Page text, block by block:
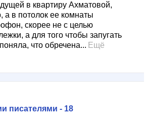
в квартиру Ахматовой,
а в потолок ее комнаты
скорее не с целью
а для того чтобы запугать
что обречена... Ещё
писателями - 18